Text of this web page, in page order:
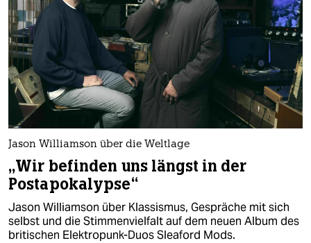
Jason Williamson über die Weltlage
„Wir befinden uns längst in der
Postapokalypse“
Jason Williamson über Klassismus, Gespräche mit sich
selbst und die Stimmenvielfalt auf dem neuen Album des
britischen Elektropunk-Duos Sleaford Mods.